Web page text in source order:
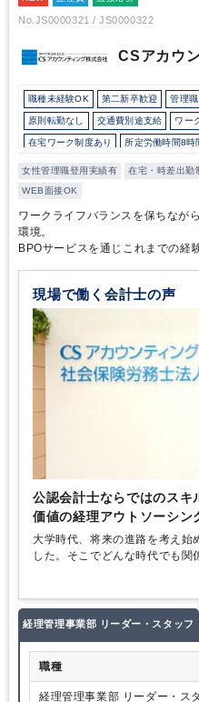
メンバーの公認会計士が存分に
ことからわかるように、監査以
な視点の意見が交流できる環境
の考える「真のプロフェッショ
味があるだけではなく、「本当
「公認会計士としてのプロフェ
りがいを感じたい」方におすす
No.JS0000321 / JS0000322
CSアカウ
職種未経験OK 第二新卒歓迎 管理
原則転勤なし 交通費別途支給 ワー
在宅ワーク制度あり 所定労働時間8時
土日祝休み 完全週休2日制 総合力
ダブルライセンス(公認会計士＋税理士等
女性管理職登用実績有 在宅・時差出勤
WEB面接OK
ワークライフバランスを保ちなが
環境。
BPOサービスを通じこれまでの経
現場で働く会計士の声
公認会計士ならではのスキ
価値の経理アウトソーシン
大学時代、将来の進路を考え始
した。そこでどんな時代でも関
考え、税理士と公認会計士の
たのですが、どうせやるなら
経理管理事業部 リーダー・スタッフ
職種
経理管理事業部 リーダー・ス